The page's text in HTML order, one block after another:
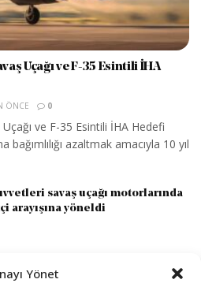
Yönet
Uçağı ve F-35 Esintili İHA
ÖNCE 0
ve F-35 Esintili İHA Hedefi
bağımlılığı azaltmak amacıyla 10 yıl
savaş uçağı motorlarında
arayışına yöneldi
sağlamaya başladı